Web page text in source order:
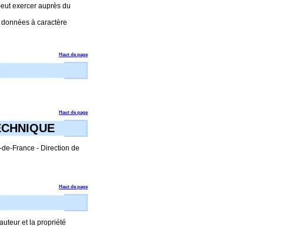
exercer auprès du
à caractère
Haut de page
Haut de page
France - Direction de
Haut de page
et la propriété